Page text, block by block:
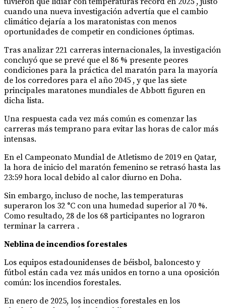
cuando una nueva investigación advertía que el cambio
climático dejaría a los maratonistas con menos
oportunidades de competir en condiciones óptimas.
Tras analizar 221 carreras internacionales, la investigación
concluyó que se prevé que el 86 % presente peores
condiciones para la práctica del maratón para la mayoría
de los corredores para el año 2045 , y que las siete
principales maratones mundiales de Abbott figuren en
dicha lista.
Una respuesta cada vez más común es comenzar las
carreras más temprano para evitar las horas de calor más
intensas.
En el Campeonato Mundial de Atletismo de 2019 en Qatar,
la hora de inicio del maratón femenino se retrasó hasta las
23:59 hora local debido al calor diurno en Doha.
Sin embargo, incluso de noche, las temperaturas
superaron los 32 °C con una humedad superior al 70 %.
Como resultado, 28 de los 68 participantes no lograron
terminar la carrera .
Neblina de incendios forestales
Los equipos estadounidenses de béisbol, baloncesto y
fútbol están cada vez más unidos en torno a una oposición
común: los incendios forestales.
En enero de 2025, los incendios forestales en los